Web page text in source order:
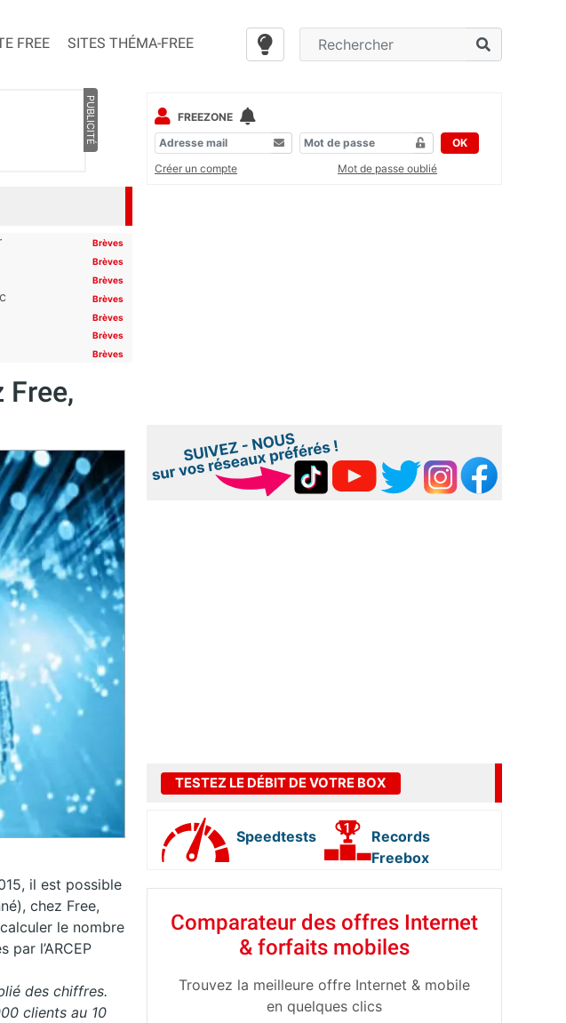
FREE SITES THÉMA-FREE
PUBLICITÉ
Brèves
Brèves
Brèves
Brèves
Brèves
Brèves
Brèves
Free,
il est possible
chez Free,
le nombre
par l’ARCEP
des chiffres.
clients au 10
FREEZONE
OK
Créer un compte
Mot de passe oublié
TESTEZ LE DÉBIT DE VOTRE BOX
Speedtests
Records
Freebox
Comparateur des offres Internet
& forfaits mobiles
Trouvez la meilleure offre Internet & mobile
en quelques clics